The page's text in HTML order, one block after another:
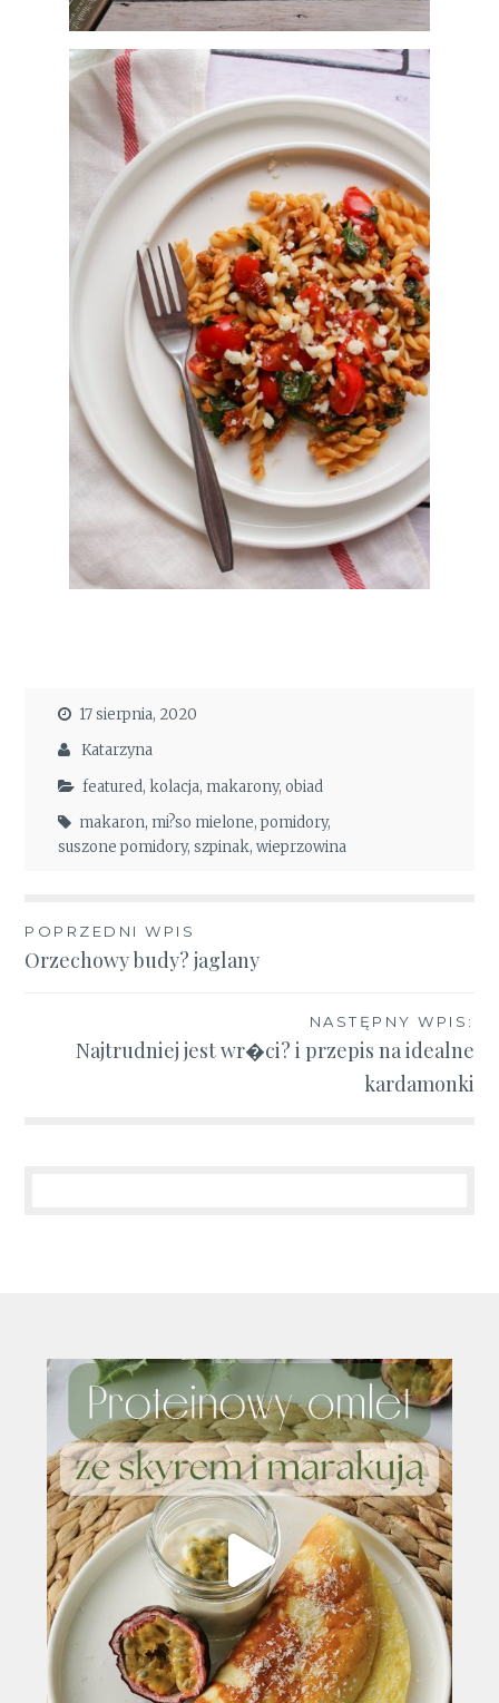
17 sierpnia, 2020
Katarzyna
featured, kolacja, makarony,obiad
makaron, mi?so mielone,pomidory,
suszone pomidory,szpinak,wieprzowina
Nawigacja
wpisu
POPRZEDNI WPIS
Orzechowy budy? jaglany
NASTĘPNY WPIS:
Najtrudniej jest wr�ci? i przepis na idealne
kardamonki